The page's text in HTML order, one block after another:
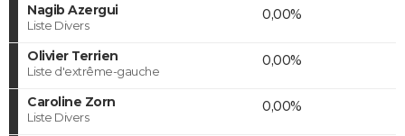
Nagib Azergui
Liste Divers
0,00%
Olivier Terrien
Liste d'extrême-gauche
0,00%
Caroline Zorn
Liste Divers
0,00%